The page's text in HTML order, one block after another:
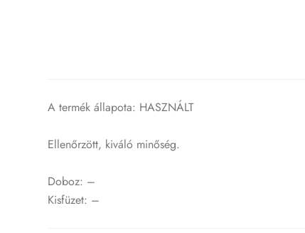
A termék állapota: HASZNÁLT
Ellenőrzött, kiváló minőség.
Doboz: –
Kisfüzet: –